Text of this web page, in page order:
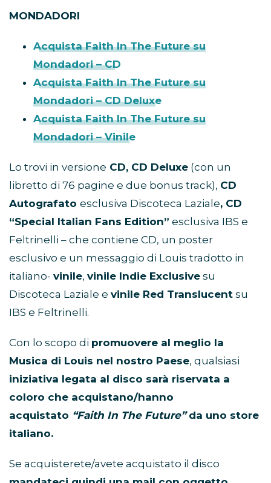
MONDADORI
Acquista Faith In The Future su
Mondadori – CD
Acquista Faith In The Future su
Mondadori – CD Deluxe
Acquista Faith In The Future su
Mondadori – Vinile
Lo trovi in versione CD, CD Deluxe (con un
libretto di 76 pagine e due bonus track), CD
Autografato esclusiva Discoteca Laziale, CD
“Special Italian Fans Edition” esclusiva IBS e
Feltrinelli – che contiene CD, un poster
esclusivo e un messaggio di Louis tradotto in
italiano- vinile, vinile Indie Exclusive su
Discoteca Laziale e vinile Red Translucent su
IBS e Feltrinelli.
Con lo scopo di promuovere al meglio la
Musica di Louis nel nostro Paese, qualsiasi
iniziativa legata al disco sarà riservata a
coloro che acquistano/hanno
acquistato “Faith In The Future”da uno store
italiano.
Se acquisterete/avete acquistato il disco